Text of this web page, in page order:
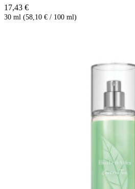
17,43 €
30 ml (58,10 € / 100 ml)